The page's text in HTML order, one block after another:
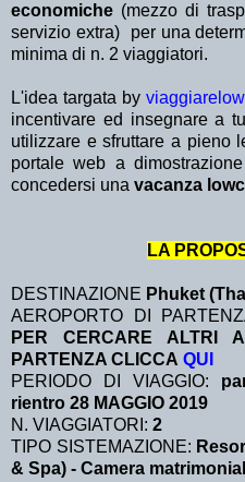
economiche (mezzo di
servizio extra)
per una
minima di n. 2 viaggiatori.
L'idea targata by
incentivare ed insegnare a
utilizzare e sfruttare a pieno
portale web a
concedersi una vacanza
LA
DESTINAZIONE Phuket
AEROPORTO DI
PER CERCARE ALTRI
PARTENZA CLICCA QUI
PERIODO DI VIAGGIO:
rientro 28 MAGGIO 2019
N. VIAGGIATORI: 2
TIPO SISTEMAZIONE:
& Spa) - Camera